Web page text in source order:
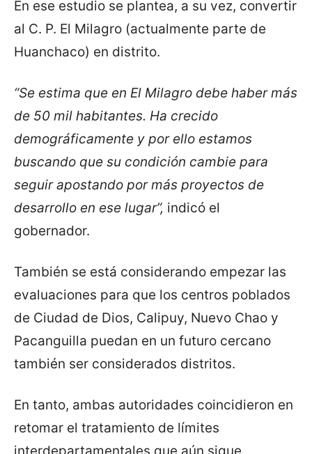
En ese estudio se plantea, a su vez, convertir
al C. P. El Milagro (actualmente parte de
Huanchaco) en distrito.
“Se estima que en El Milagro debe haber más
de 50 mil habitantes. Ha crecido
demográficamente y por ello estamos
buscando que su condición cambie para
seguir apostando por más proyectos de
desarrollo en ese lugar”, indicó el
gobernador.
También se está considerando empezar las
evaluaciones para que los centros poblados
de Ciudad de Dios, Calipuy, Nuevo Chao y
Pacanguilla puedan en un futuro cercano
también ser considerados distritos.
En tanto, ambas autoridades coincidieron en
retomar el tratamiento de límites